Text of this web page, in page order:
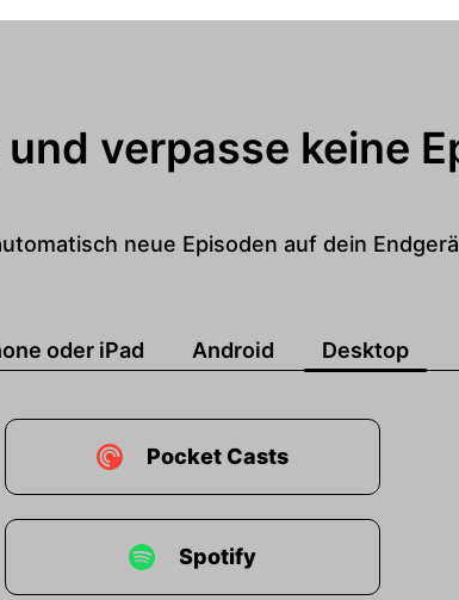
verpasse keine
neue Episoden auf dein
oder iPad Android Desktop
Pocket Casts
Spotify